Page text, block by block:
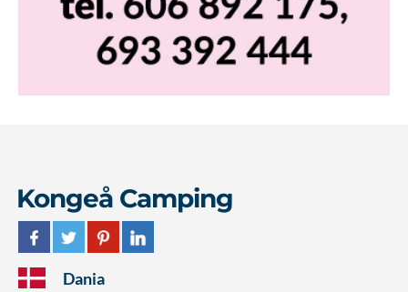
Kongeå Camping
Dania